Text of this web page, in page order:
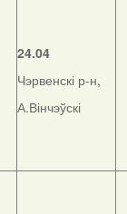
24.04
Чэрвенскі р-н,
А.Вінчэўскі